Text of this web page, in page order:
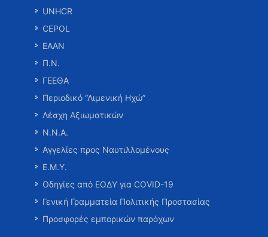
UNHCR
CEPOL
ΕΑΑΝ
Π.Ν.
ΓΕΕΘΑ
Περιοδικό “Λιμενική Ηχώ”
Λέσχη Αξιωματικών
Ν.Ν.Α.
Αγγελίες προς Ναυτιλλομένους
Ε.Μ.Υ.
Οδηγίες από ΕΟΔΥ για COVID-19
Γενική Γραμματεία Πολιτικής Προστασίας
Προσφορές εμπορικών παρόχων